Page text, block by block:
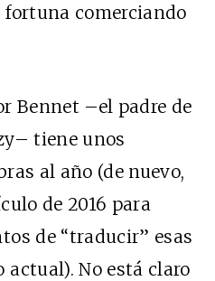
comerciando
Bennet –el padre de
tiene unos
al año (de nuevo,
de 2016 para
de “traducir” esas
No está claro